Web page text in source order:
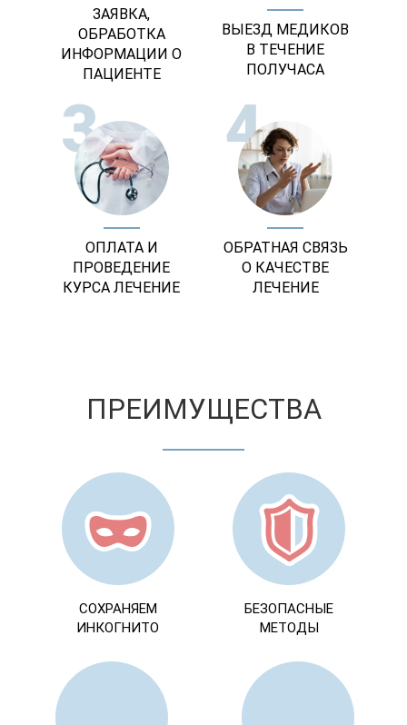
ЗАЯВКА,
ОБРАБОТКА
ИНФОРМАЦИИ О
ПАЦИЕНТЕ
ВЫЕЗД МЕДИКОВ
В ТЕЧЕНИЕ
ПОЛУЧАСА
3
ОПЛАТА И
ПРОВЕДЕНИЕ
КУРСА ЛЕЧЕНИЕ
4
ОБРАТНАЯ СВЯЗЬ
О КАЧЕСТВЕ
ЛЕЧЕНИЕ
ПРЕИМУЩЕСТВА
СОХРАНЯЕМ
ИНКОГНИТО
БЕЗОПАСНЫЕ
МЕТОДЫ